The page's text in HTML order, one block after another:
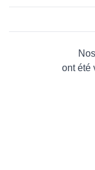
Karibea
Address Hotels
Maison & Jardin
ont été